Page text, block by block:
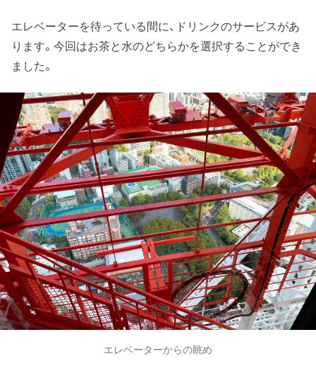
エレベーターを待っている間に、ドリンクのサービスがあ
ります。今回はお茶と水のどちらかを選択することができ
ました。
エレベーターからの眺め